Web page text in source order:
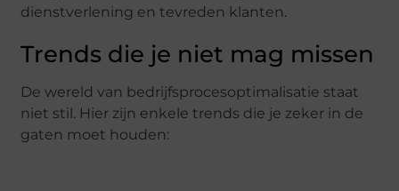
dienstverlening en tevreden klanten.
Trends die je niet mag missen
De wereld van bedrijfsprocesoptimalisatie staat
niet stil. Hier zijn enkele trends die je zeker in de
gaten moet houden: